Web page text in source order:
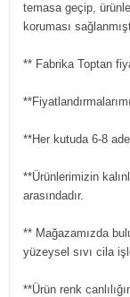
temasa geçip,
koruması
** Fabrika Toptan
**Her kutuda 6-8
**Ürünlerimizin
arasındadır.
** Mağazamızda
yüzeysel sıvı cila
**Ürün renk